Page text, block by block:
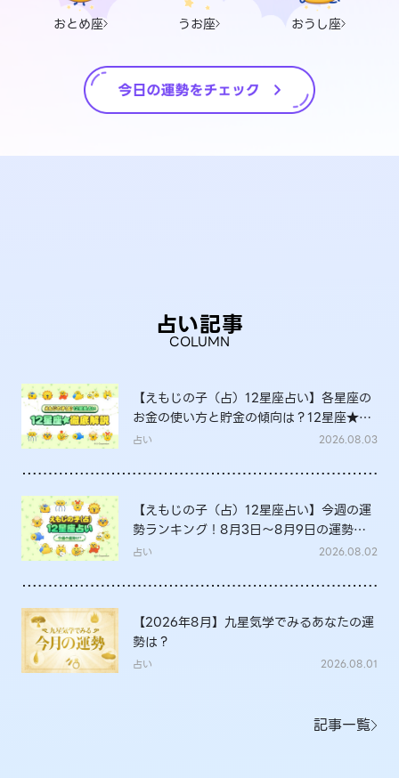
おとめ座 うお座 おうし座
占い記事
COLUMN
【えもじの子（占）12星座占い】各星座の
お金の使い方と貯金の傾向は？12星座★徹
底解説
占い 2026.08.03
【えもじの子（占）12星座占い】今週の運
勢ランキング！8月3日～8月9日の運勢
は？
占い 2026.08.02
【2026年8月】九星気学でみるあなたの運
勢は？
占い 2026.08.01
記事一覧